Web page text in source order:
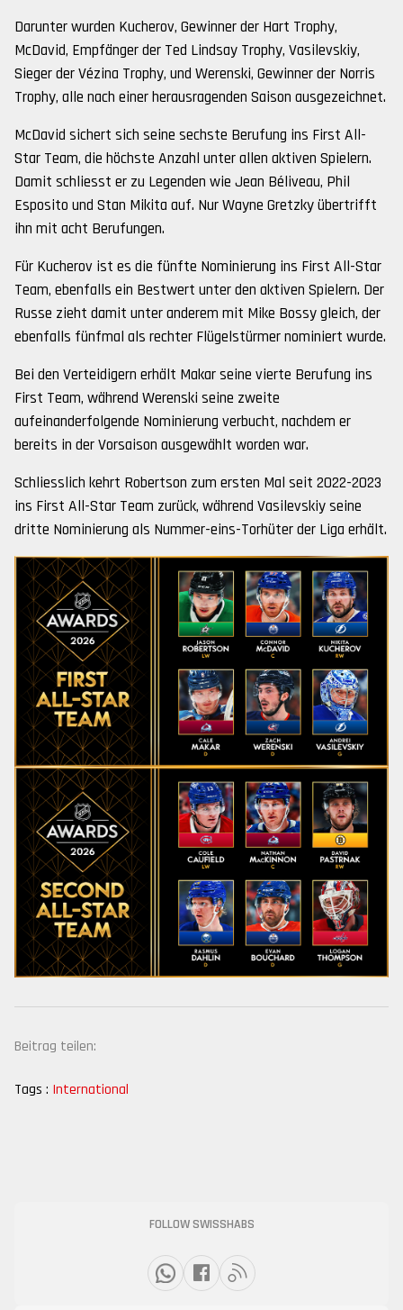
Darunter wurden Kucherov, Gewinner der Hart Trophy,
McDavid, Empfänger der Ted Lindsay Trophy, Vasilevskiy,
Sieger der Vézina Trophy, und Werenski, Gewinner der Norris
Trophy, alle nach einer herausragenden Saison ausgezeichnet.
McDavid sichert sich seine sechste Berufung ins First All-
Star Team, die höchste Anzahl unter allen aktiven Spielern.
Damit schliesst er zu Legenden wie Jean Béliveau, Phil
Esposito und Stan Mikita auf. Nur Wayne Gretzky übertrifft
ihn mit acht Berufungen.
Für Kucherov ist es die fünfte Nominierung ins First All-Star
Team, ebenfalls ein Bestwert unter den aktiven Spielern. Der
Russe zieht damit unter anderem mit Mike Bossy gleich, der
ebenfalls fünfmal als rechter Flügelstürmer nominiert wurde.
Bei den Verteidigern erhält Makar seine vierte Berufung ins
First Team, während Werenski seine zweite
aufeinanderfolgende Nominierung verbucht, nachdem er
bereits in der Vorsaison ausgewählt worden war.
Schliesslich kehrt Robertson zum ersten Mal seit 2022-2023
ins First All-Star Team zurück, während Vasilevskiy seine
dritte Nominierung als Nummer-eins-Torhüter der Liga erhält.
Beitrag teilen:
Tags : International
FOLLOW SWISSHABS